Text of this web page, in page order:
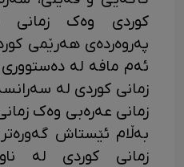
کوردی وەک زمانی
پەروەردەی هەرێمی
ئەم مافە لە
زمانی کوردی لە
زمانی عەرەبی وەک
بەڵام ئێستاش
زمانی کوردی لە